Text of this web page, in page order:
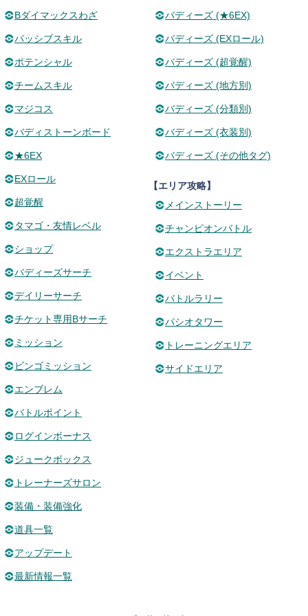
Bダイマックスわざ
パッシブスキル
ポテンシャル
チームスキル
マジコス
バディストーンボード
★6EX
EXロール
超覚醒
タマゴ・友情レベル
ショップ
バディーズサーチ
デイリーサーチ
チケット専用Bサーチ
ミッション
ビンゴミッション
エンブレム
バトルポイント
ログインボーナス
ジュークボックス
トレーナーズサロン
装備・装備強化
道具一覧
アップデート
最新情報一覧
バディーズ (★6EX)
バディーズ (EXロール)
バディーズ (超覚醒)
バディーズ (地方別)
バディーズ (分類別)
バディーズ (衣装別)
バディーズ (その他タグ)
【エリア攻略】
メインストーリー
チャンピオンバトル
エクストラエリア
イベント
バトルラリー
パシオタワー
トレーニングエリア
サイドエリア